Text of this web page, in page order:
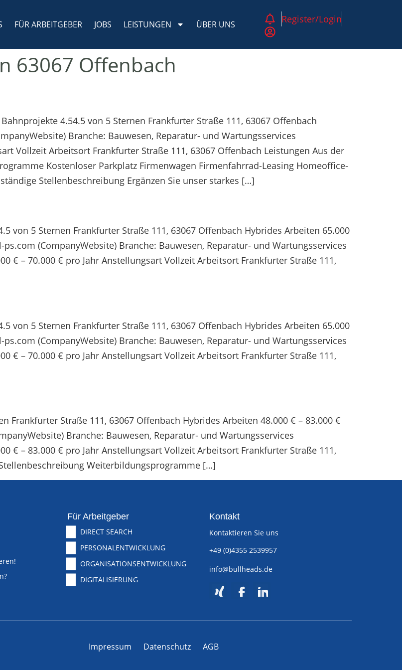
FÜR ARBEITGEBER JOBS LEISTUNGEN ÜBER UNS Register/Login
63067 Offenbach
4.54.5 von 5 Sternen Frankfurter Straße 111, 63067 Offenbach
Branche: Bauwesen, Reparatur- und Wartungsservices
Vollzeit Arbeitsort Frankfurter Straße 111, 63067 Offenbach Leistungen Aus der
Kostenloser Parkplatz Firmenwagen Firmenfahrrad-Leasing Homeoffice-
Stellenbeschreibung Ergänzen Sie unser starkes […]
von 5 Sternen Frankfurter Straße 111, 63067 Offenbach Hybrides Arbeiten 65.000
(CompanyWebsite) Branche: Bauwesen, Reparatur- und Wartungsservices
€ – 70.000 € pro Jahr Anstellungsart Vollzeit Arbeitsort Frankfurter Straße 111,
von 5 Sternen Frankfurter Straße 111, 63067 Offenbach Hybrides Arbeiten 65.000
(CompanyWebsite) Branche: Bauwesen, Reparatur- und Wartungsservices
€ – 70.000 € pro Jahr Anstellungsart Vollzeit Arbeitsort Frankfurter Straße 111,
Frankfurter Straße 111, 63067 Offenbach Hybrides Arbeiten 48.000 € – 83.000 €
Branche: Bauwesen, Reparatur- und Wartungsservices
€ – 83.000 € pro Jahr Anstellungsart Vollzeit Arbeitsort Frankfurter Straße 111,
Weiterbildungsprogramme […]
Für Arbeitgeber
DIRECT SEARCH
PERSONALENTWICKLUNG
ORGANISATIONSENTWICKLUNG
DIGITALISIERUNG
Kontakt
Kontaktieren Sie uns
+49 (0)4355 2539957
info@bullheads.de
Impressum Datenschutz AGB